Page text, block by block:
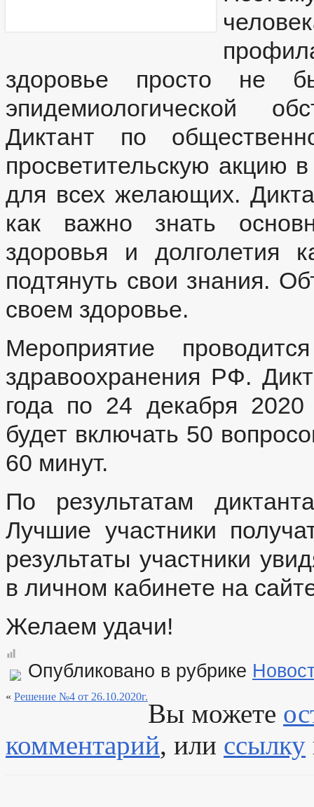
ФОРМЫ ЗАЯВЛЕНИЙ ПО
НОРМАТИВНО-ПРАВОВЫЕ АКТЫ
ПРИЕМ ГРАЖДАН
ГРАФИК ПРИЕМА
ФОРМА ОБРАЩЕНИЙ И ЗАЯВЛЕНИЙ
РЕГЛАМЕНТ РАССМОТРЕНИЯ ОБРАЩЕНИЙ
здоровье просто не
эпидемиологической
Диктант по
просветительскую акцию
для всех желающих.
как важно знать
здоровья и долголетия
подтянуть свои знания.
своем здоровье.
Мероприятие
здравоохранения РФ.
года по 24 декабря
будет включать 50
60 минут.
По результатам
Лучшие участники
результаты участники
в личном кабинете на
Желаем удачи!
Опубликовано в рубрике
« Решение №4 от 26.10.2020г.
Вы можете
комментарий, или ссылку